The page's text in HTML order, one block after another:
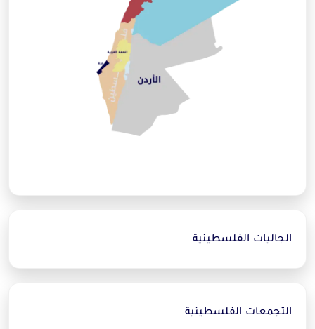
الجاليات الفلسطينية
التجمعات الفلسطينية